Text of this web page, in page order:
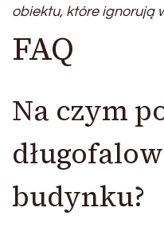
obiektu, które ignorują
FAQ
Na czym
budynku?